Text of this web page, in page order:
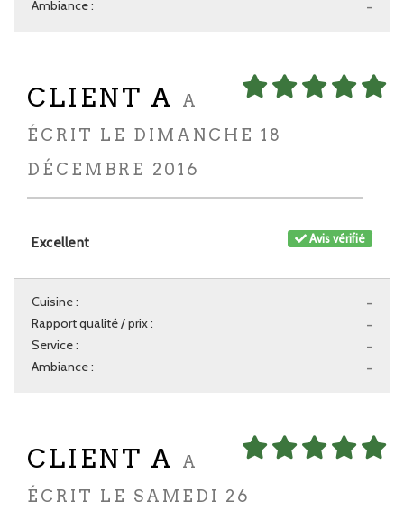
-
Ambiance :
CLIENT A
A
ÉCRIT LE DIMANCHE 18
DÉCEMBRE 2016
Avis vérifié
Excellent
-
Cuisine :
-
Rapport qualité / prix :
-
Service :
-
Ambiance :
CLIENT A
A
ÉCRIT LE SAMEDI 26